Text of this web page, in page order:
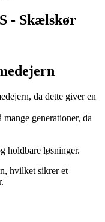
- Skælskør
da dette giver en
generationer, da
holdbare løsninger.
hvilket sikrer et